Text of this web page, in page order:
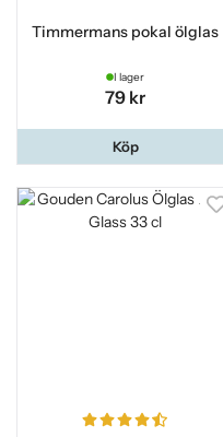
Timmermans pokal ölglas
I lager
79 kr
Köp